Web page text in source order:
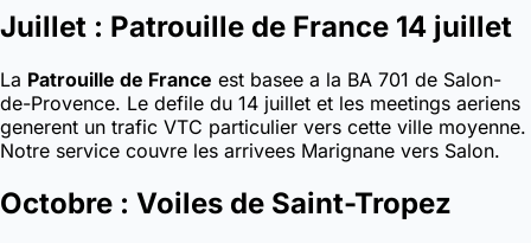
Juillet : Patrouille de France 14 juillet
La Patrouille de France est basee a la BA 701 de Salon-
de-Provence. Le defile du 14 juillet et les meetings aeriens
generent un trafic VTC particulier vers cette ville moyenne.
Notre service couvre les arrivees Marignane vers Salon.
Octobre : Voiles de Saint-Tropez